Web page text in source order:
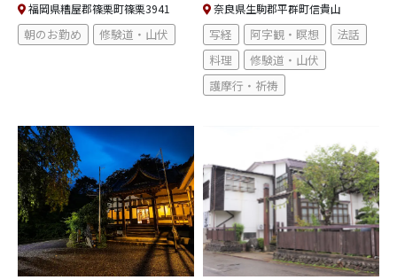
福岡県糟屋郡篠栗町篠栗3941
朝のお勤め 修験道・山伏
奈良県生駒郡平群町信貴山
写経 阿字観・瞑想
法話
料理
修験道・山伏
護摩行・祈祷